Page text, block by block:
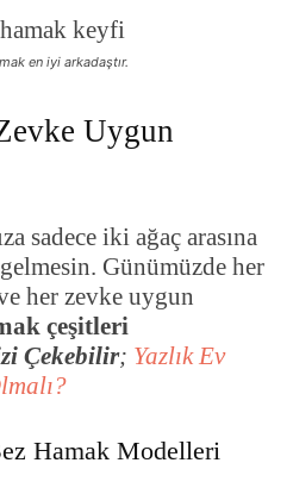
en iyi arkadaştır.
Uygun
sadece iki ağaç arasına
Günümüzde her
her zevke uygun
çeşitleri
Çekebilir; Yazlık Ev
Hamak Modelleri